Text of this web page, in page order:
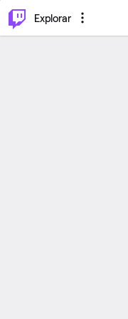
Explorar